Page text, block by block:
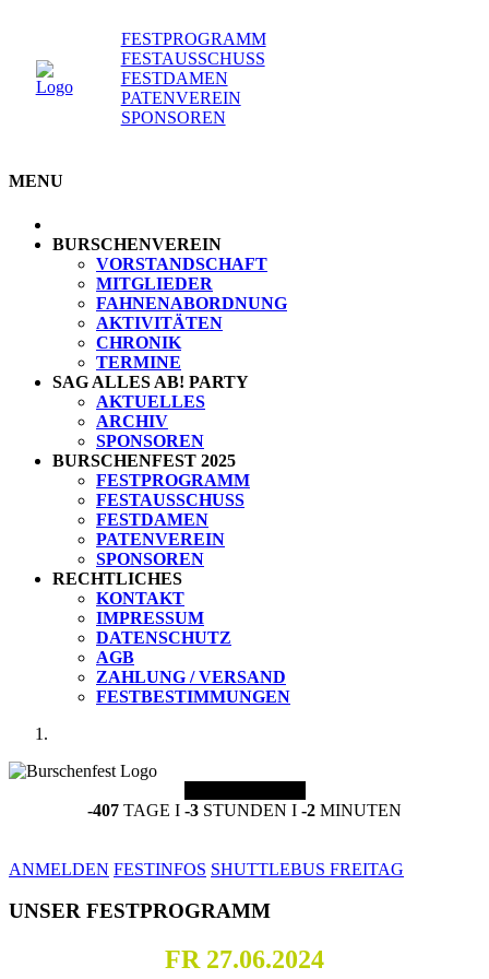
FESTPROGRAMM
FESTAUSSCHUSS
FESTDAMEN
PATENVEREIN
SPONSOREN
MENU
BURSCHENVEREIN
VORSTANDSCHAFT
MITGLIEDER
FAHNENABORDNUNG
AKTIVITÄTEN
CHRONIK
TERMINE
SAG ALLES AB! PARTY
AKTUELLES
ARCHIV
SPONSOREN
BURSCHENFEST 2025
FESTPROGRAMM
FESTAUSSCHUSS
FESTDAMEN
PATENVEREIN
SPONSOREN
RECHTLICHES
KONTAKT
IMPRESSUM
DATENSCHUTZ
AGB
ZAHLUNG / VERSAND
FESTBESTIMMUNGEN
-407 TAGE I -3 STUNDEN I -2 MINUTEN
ANMELDEN FESTINFOS SHUTTLEBUS FREITAG
UNSER FESTPROGRAMM
FR 27.06.2024